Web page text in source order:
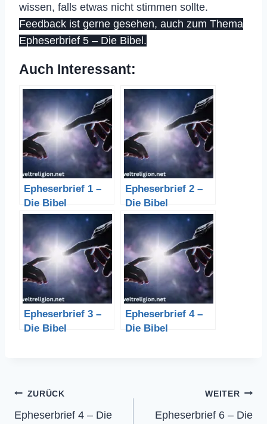
wissen, falls etwas nicht stimmen sollte.
Feedback ist gerne gesehen, auch zum Thema
Epheserbrief 5 – Die Bibel.
Auch Interessant:
Epheserbrief 1 –
Die Bibel
Epheserbrief 2 –
Die Bibel
Epheserbrief 3 –
Die Bibel
Epheserbrief 4 –
Die Bibel
Beitragsnavigation
ZURÜCK
Epheserbrief 4 – Die
WEITER
Epheserbrief 6 – Die